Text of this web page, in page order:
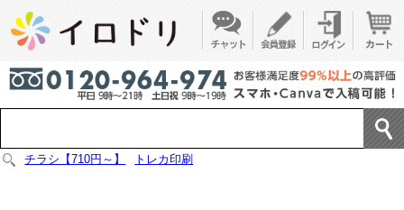
チラシ【710円～】 トレカ印刷